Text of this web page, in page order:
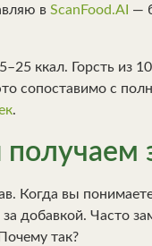
в ScanFood.AI —
ккал. Горсть из
сопоставимо с
.
Когда вы
добавкой. Часто
так?